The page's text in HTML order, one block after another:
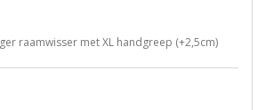
raamwisser met XL handgreep (+2,5cm)